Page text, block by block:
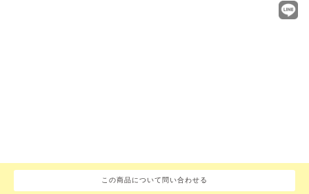
この商品について問い合わせる